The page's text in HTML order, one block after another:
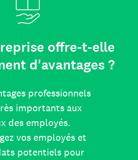
offre-t-elle
d'avantages ?
professionnels
importants aux
des employés.
vos employés et
potentiels pour